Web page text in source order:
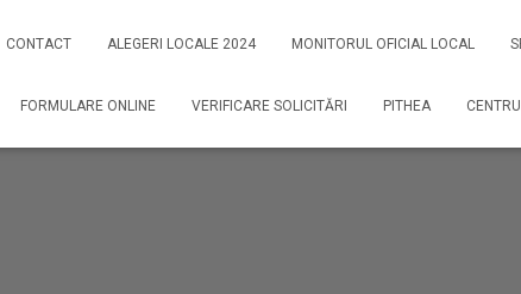
CONTACT ALEGERI LOCALE 2024 MONITORUL OFICIAL LOCAL
FORMULARE ONLINE VERIFICARE SOLICITĂRI PITHEA